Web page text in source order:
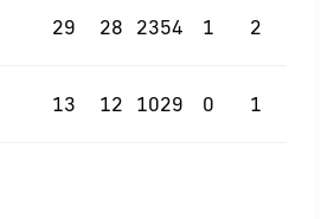
29 28 2354 1 2
13 12 1029 0 1